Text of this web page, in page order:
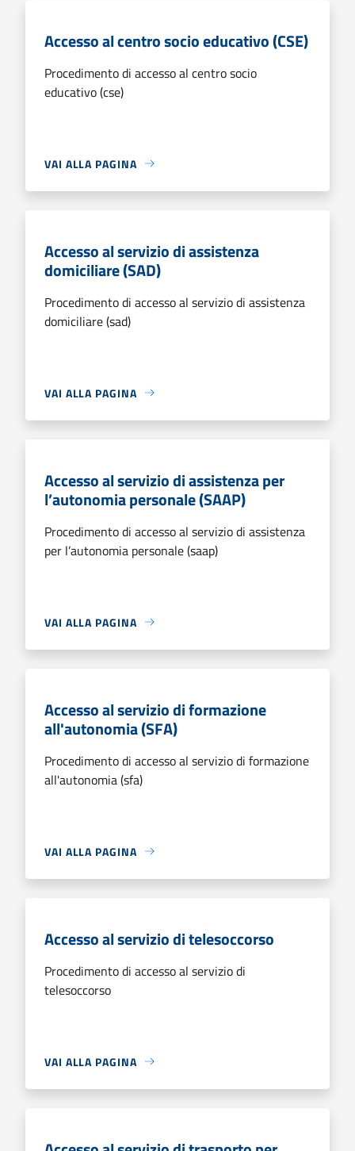
Accesso al centro socio educativo (CSE)
Procedimento di accesso al centro socio
educativo (cse)
VAI ALLA PAGINA
Accesso al servizio di assistenza
domiciliare (SAD)
Procedimento di accesso al servizio di assistenza
domiciliare (sad)
VAI ALLA PAGINA
Accesso al servizio di assistenza per
l’autonomia personale (SAAP)
Procedimento di accesso al servizio di assistenza
per l’autonomia personale (saap)
VAI ALLA PAGINA
Accesso al servizio di formazione
all'autonomia (SFA)
Procedimento di accesso al servizio di formazione
all'autonomia (sfa)
VAI ALLA PAGINA
Accesso al servizio di telesoccorso
Procedimento di accesso al servizio di
telesoccorso
VAI ALLA PAGINA